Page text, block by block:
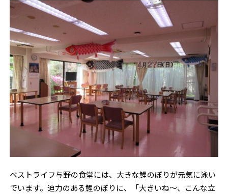
ベストライフ与野の食堂には、大きな鯉のぼりが元気に泳い
でいます。迫力のある鯉のぼりに、「大きいね～、こんな立